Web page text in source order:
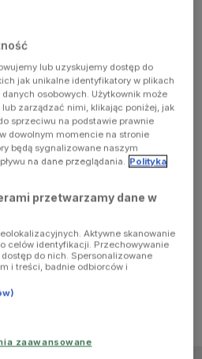
lub uzyskujemy dostęp do
jak unikalne identyfikatory w plikach
osobowych. Użytkownik może
zarządzać nimi, klikając poniżej, jak
sprzeciwu na podstawie prawnie
dowolnym momencie na stronie
będą sygnalizowane naszym
na dane przeglądania. Polityka
przetwarzamy dane w
Aktywne skanowanie
celów identyfikacji. Przechowywanie
do nich. Spersonalizowane
i treści, badnie odbiorców i
zaawansowane